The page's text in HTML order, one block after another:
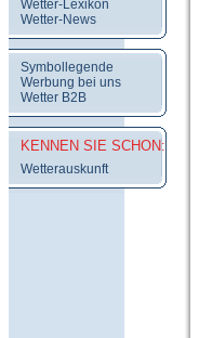
Wetter-Lexikon
Wetter-News
Symbollegende
Werbung bei uns
Wetter B2B
KENNEN SIE SCHON:
Wetterauskunft